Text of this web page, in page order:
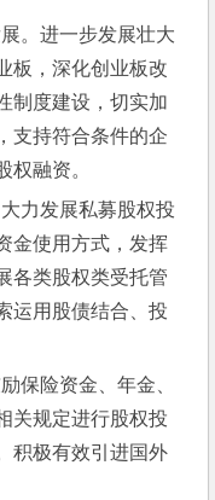
。进一步发展壮大
板，深化创业板改
制度建设，切实加
支持符合条件的企
权融资。
力发展私募股权投
金使用方式，发挥
各类股权类受托管
运用股债结合、投
保险资金、年金、
关规定进行股权投
积极有效引进国外